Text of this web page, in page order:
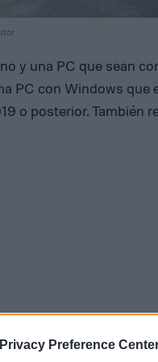
Privacy Preference
y una PC que sean
PC con Windows que
o posterior. También